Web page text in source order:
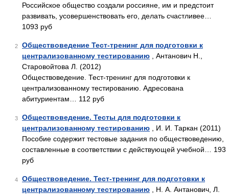
Российское общество создали россияне, им и предстоит
развивать, усовершенствовать его, делать счастливее…
1093 руб
2
Обществоведение Тест-тренинг для подготовки к
централизованному тестированию , Антанович Н.,
Старовойтова Л. (2012)
Обществоведение. Тест-тренинг для подготовки к
централизованному тестированию. Адресована
абитуриентам… 112 руб
3
Обществоведение. Тесты для подготовки к
централизованному тестированию , И. И. Таркан (2011)
Пособие содержит тестовые задания по обществоведению,
составленные в соответствии с действующей учебной… 193
руб
4
Обществоведение. Тест-тренинг для подготовки к
централизованному тестированию , Н. А. Антанович, Л.